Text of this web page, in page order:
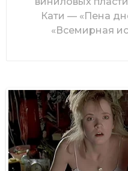
Кати — «Пена
«Всемирная